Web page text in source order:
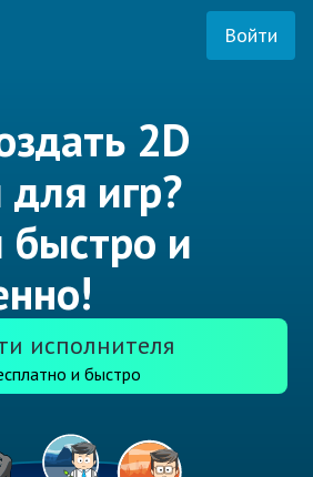
Войти
2D
игр?
быстро и
исполнителя
и быстро